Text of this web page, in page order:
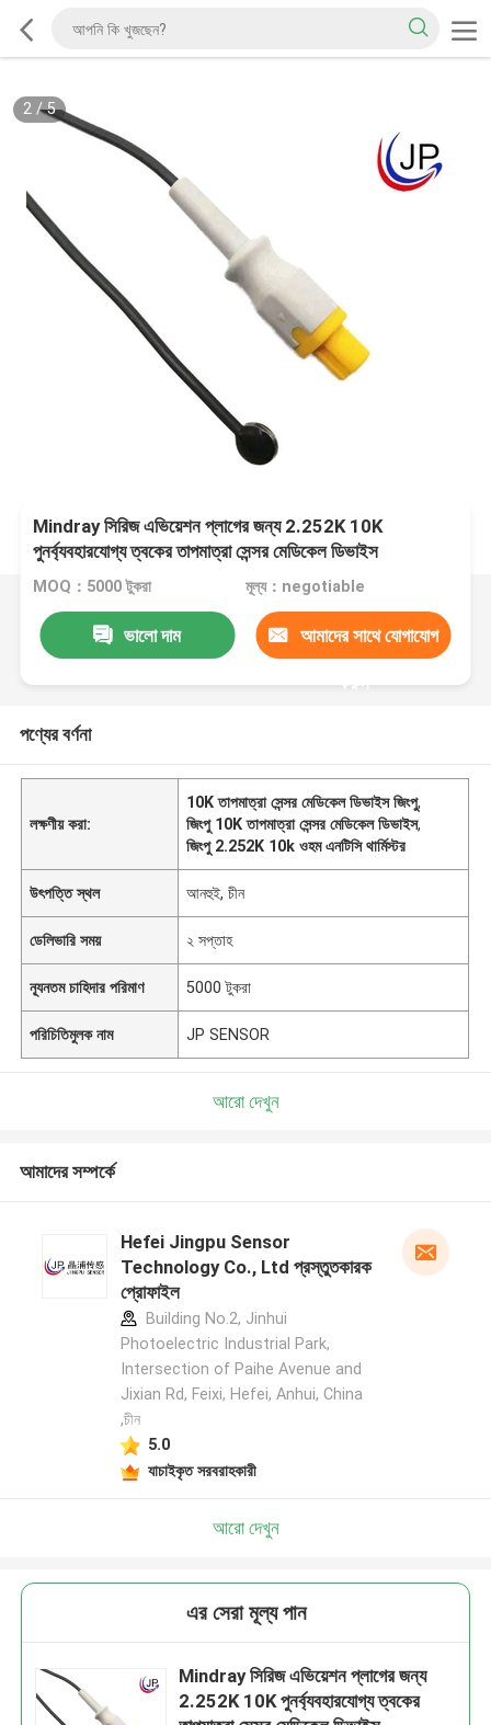
2/5
Mindray সিরিজ এভিয়েশন প্লাগের জন্য 2.252K 10K
পুনর্ব্যবহারযোগ্য ত্বকের তাপমাত্রা সেন্সর মেডিকেল ডিভাইস
MOQ：5000 টুকরা মূল্য：negotiable
ভালো দাম আমাদের সাথে যোগাযোগ
করুন
পণ্যের বর্ণনা
লক্ষণীয় করা:
10K তাপমাত্রা সেন্সর মেডিকেল ডিভাইস জিংপু,
জিংপু 10K তাপমাত্রা সেন্সর মেডিকেল ডিভাইস,
জিংপু 2.252K 10k ওহম এনটিসি থার্মিস্টর
উৎপত্তি স্থল আনহুই, চীন
ডেলিভারি সময় ২ সপ্তাহ
ন্যূনতম চাহিদার পরিমাণ 5000 টুকরা
পরিচিতিমুলক নাম JP SENSOR
আরো দেখুন
আমাদের সম্পর্কে
Hefei Jingpu Sensor
Technology Co., Ltd প্রস্তুতকারক
প্রোফাইল
Building No.2, Jinhui
Photoelectric Industrial Park,
Intersection of Paihe Avenue and
Jixian Rd, Feixi, Hefei, Anhui, China
,চীন
5.0
যাচাইকৃত সরবরাহকারী
আরো দেখুন
এর সেরা মূল্য পান
Mindray সিরিজ এভিয়েশন প্লাগের জন্য
2.252K 10K পুনর্ব্যবহারযোগ্য ত্বকের